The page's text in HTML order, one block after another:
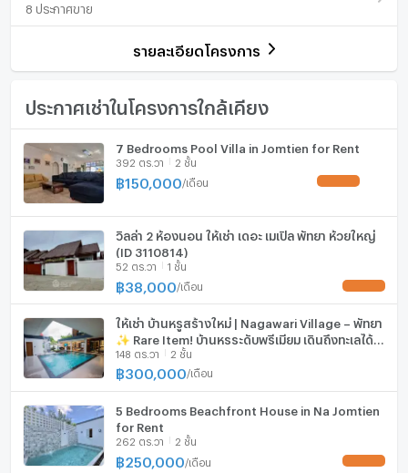
จำนวนห้องนอน
ขนาดที่ดิน 120 ตร.ว.
พื้นที่ใช้สอย (ตร.ม.)
ประตูห้องระบบ digital lock
ตู้เย็น
เครื่องดูดควัน
ลิฟท์
ที่จอดรถ
มีอินเตอร์เน็ตไร้สาย (Wi-Fi) ในห้องพัก
กล้องวงจรปิด (CCTV)
สระว่ายน้ำ
โรงยิม / ฟิตเนส
8 ประกาศขาย
รายละเอียดโครงการ
ประกาศเช่าในโครงการใกล้เคียง
7 Bedrooms Pool Villa in Jomtien for Rent
392 ตร.วา 2 ชั้น
฿150,000 /เดือน
วิลล่า 2 ห้องนอน ให้เช่า เดอะ เมเปิล พัทยา ห้วยใหญ่
(ID 3110814)
52 ตร.วา 1 ชั้น
฿38,000 /เดือน
ให้เช่า บ้านหรูสร้างใหม่ | Nagawari Village – พัทยา
✨ Rare Item! บ้านหรูระดับพรีเมียม เดินถึงทะเลได้
เหมาะอยู่อาศัยจริง ลงทุนปล่อยเช่า ทำรายวัน
148 ตร.วา 2 ชั้น
฿300,000 /เดือน
5 Bedrooms Beachfront House in Na Jomtien
for Rent
262 ตร.วา 2 ชั้น
฿250,000 /เดือน